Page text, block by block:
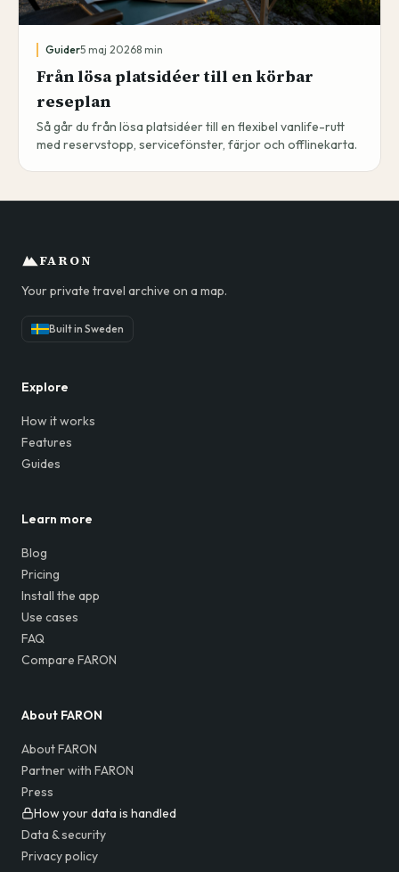
Guider5 maj 20268 min
Från lösa platsidéer till en körbar
reseplan
Så går du från lösa platsidéer till en flexibel vanlife-rutt
med reservstopp, servicefönster, färjor och offlinekarta.
FARON
Your private travel archive on a map.
Built in Sweden
Explore
How it works
Features
Guides
Learn more
Blog
Pricing
Install the app
Use cases
FAQ
Compare FARON
About FARON
About FARON
Partner with FARON
Press
How your data is handled
Data & security
Privacy policy